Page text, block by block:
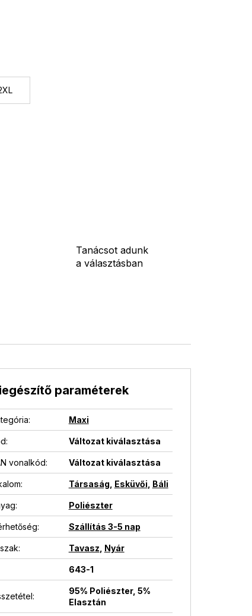
Tanácsot adunk
a választásban
paraméterek
: Maxi
Változat kiválasztása
vonalkód: Változat kiválasztása
: Társaság Esküvői Báli
: Poliészter
: Szállítás 3-5 nap
: Tavasz Nyár
643-1
:
95% Poliészter, 5%
Elasztán